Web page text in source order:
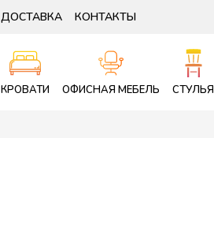
ДОСТАВКА КОНТАКТЫ
КРОВАТИ ОФИСНАЯ МЕБЕЛЬ СТУЛЬЯ